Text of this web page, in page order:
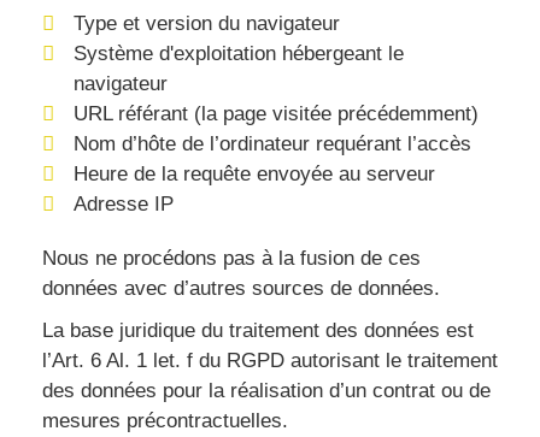
Type et version du navigateur
Système d'exploitation hébergeant le
navigateur
URL référant (la page visitée précédemment)
Nom d’hôte de l’ordinateur requérant l’accès
Heure de la requête envoyée au serveur
Adresse IP
Nous ne procédons pas à la fusion de ces
données avec d’autres sources de données.
La base juridique du traitement des données est
l’Art. 6 Al. 1 let. f du RGPD autorisant le traitement
des données pour la réalisation d’un contrat ou de
mesures précontractuelles.